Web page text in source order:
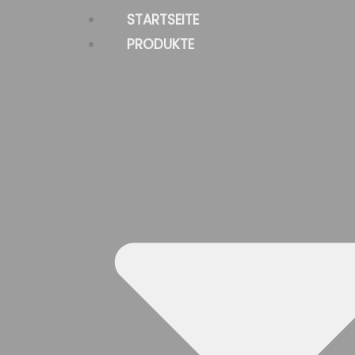
STARTSEITE
PRODUKTE